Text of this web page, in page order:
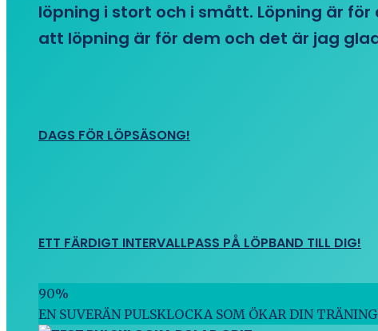
löpning i stort och i smått. Löpning är
att löpning är för dem och det är jag
DAGS FÖR LÖPSÄSONG!
ETT FÄRDIGT INTERVALLPASS PÅ LÖPBAND TILL DIG!
90%
EN SUVERÄN PULSKLOCKA SOM ÖKAR DIN